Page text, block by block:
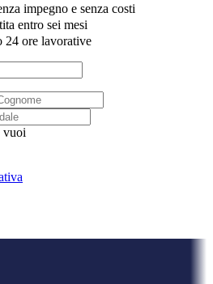
impegno e senza costi
entro sei mesi
24 ore lavorative
vuoi